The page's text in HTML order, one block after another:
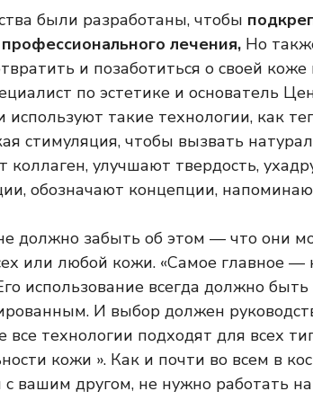
были разработаны, чтобы
лечения, Но
и позаботиться о своей
по эстетике и основатель
такие технологии, как
стимуляция, чтобы вызвать
коллаген, улучшают твердость,
обозначают концепции,
должно забыть об этом — что они
или любой кожи. «Самое главное —
использование всегда должно
И выбор должен
все технологии подходят для всех
кожи ». Как и почти во всем в
с вашим другом, не нужно работать на